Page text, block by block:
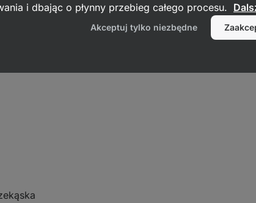
Rice BIO w skrócie:
i dbając o płynny przebieg całego procesu.
Akceptuj tylko niezbędne